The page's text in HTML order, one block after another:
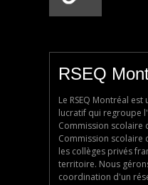
RSEQ
Le RSEQ Montréal
lucratif qui regroupe
Commission scolaire
Commission scolaire
les collèges privés
territoire. Nous
coordination d'un